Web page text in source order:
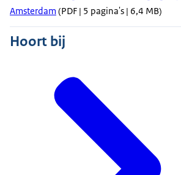
Amsterdam (PDF | 5 pagina's | 6,4 MB)
Hoort bij